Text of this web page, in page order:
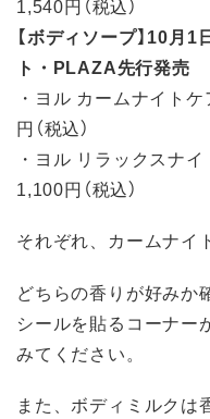
1,540円（税込）
【ボディソープ】10月1
ト・PLAZA先行発売
・ヨル カームナイト
円（税込）
・ヨル リラックスナ
1,100円（税込）
それぞれ、カームナイ
どちらの香りが好みか
シールを貼るコーナー
みてください。
また、ボディミルクは